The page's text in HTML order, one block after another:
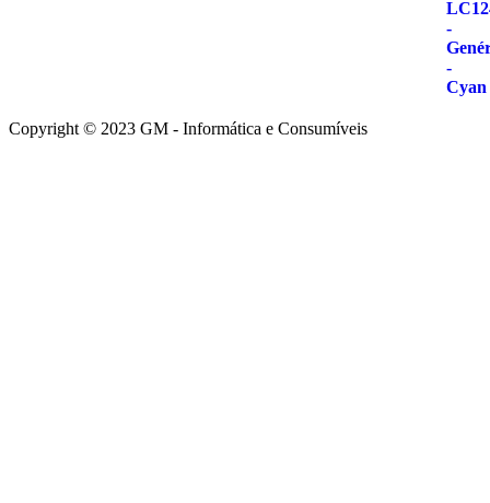
Copyright © 2023 GM - Informática e Consumíveis